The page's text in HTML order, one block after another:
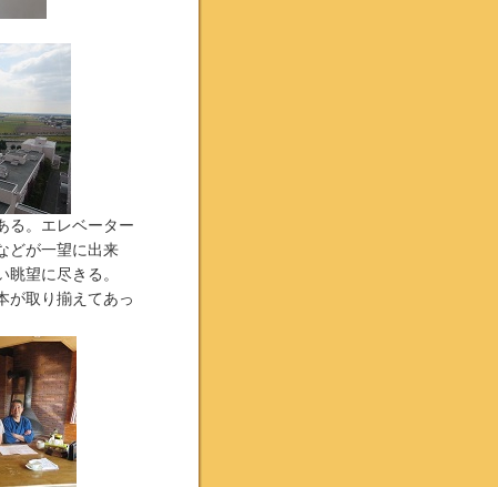
る。エレベーター
どが一望に出来
望に尽きる。
が取り揃えてあっ